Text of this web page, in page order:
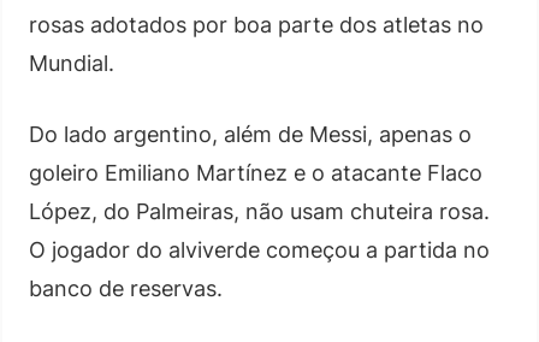
rosas adotados por boa parte dos atletas no
Mundial.
Do lado argentino, além de Messi, apenas o
goleiro Emiliano Martínez e o atacante Flaco
López, do Palmeiras, não usam chuteira rosa.
O jogador do alviverde começou a partida no
banco de reservas.